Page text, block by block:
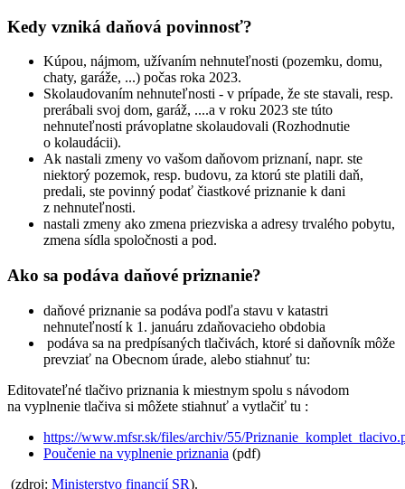
Kedy vzniká daňová povinnosť?
Kúpou, nájmom, užívaním nehnuteľnosti (pozemku, domu,
chaty, garáže, ...) počas roka 2023.
Skolaudovaním nehnuteľnosti - v prípade, že ste stavali, resp.
prerábali svoj dom, garáž, ....a v roku 2023 ste túto
nehnuteľnosti právoplatne skolaudovali (Rozhodnutie
o kolaudácii).
Ak nastali zmeny vo vašom daňovom priznaní, napr. ste
niektorý pozemok, resp. budovu, za ktorú ste platili daň,
predali, ste povinný podať čiastkové priznanie k dani
z nehnuteľnosti.
nastali zmeny ako zmena priezviska a adresy trvalého pobytu,
zmena sídla spoločnosti a pod.
Ako sa podáva daňové priznanie?
daňové priznanie sa podáva podľa stavu v katastri
nehnuteľností k 1. januáru zdaňovacieho obdobia
podáva sa na predpísaných tlačivách, ktoré si daňovník môže
prevziať na Obecnom úrade, alebo stiahnuť tu:
Editovateľné tlačivo priznania k miestnym spolu s návodom
na vyplnenie tlačiva si môžete stiahnuť a vytlačiť tu :
https://www.mfsr.sk/files/archiv/55/
Poučenie na vyplnenie priznania (pdf)
(zdroj: Ministerstvo financií SR).